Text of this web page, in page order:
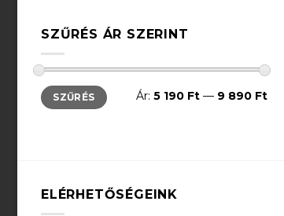
SZŰRÉS ÁR SZERINT
Min
ár
Max
ár
SZŰRÉS Ár: 5 190 Ft— 9 890 Ft
ELÉRHETŐSÉGEINK